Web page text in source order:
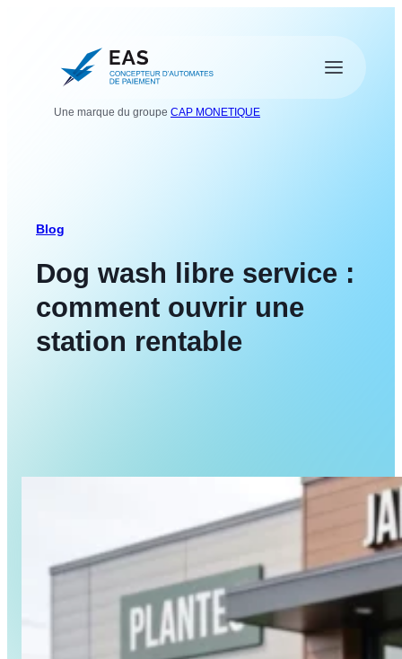
Une marque du groupe CAP MONETIQUE
Blog
Dog wash libre service :
comment ouvrir une
station rentable